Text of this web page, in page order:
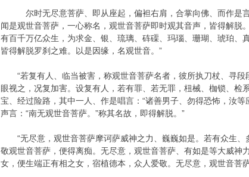
尔时无尽意菩萨、即从座起，偏袒右肩，合掌向佛、而作是言
闻是观世音菩萨，一心称名，观世音菩萨即时观其音声，皆得解
有百千万亿众生，为求金、银、琉璃、砗磲、玛瑙、珊瑚、琥珀、
皆得解脱罗刹之难。以是因缘，名观世音。”
“若复有人、临当被害，称观世音菩萨名者，彼所执刀杖、寻段
眼视之，况复加害。设复有人，若有罪、若无罪，杻械、枷锁、
宝、经过险路，其中一人、作是唱言：“诸善男子、勿得恐怖，汝
声言：“南无观世音菩萨。”称其名故，即得解脱。”
“无尽意，观世音菩萨摩诃萨威神之力、巍巍如是。若有众生、
敬观世音菩萨，便得离痴。无尽意，观世音菩萨、有如是等大威
女，便生端正有相之女，宿植德本，众人爱敬。无尽意，观世音